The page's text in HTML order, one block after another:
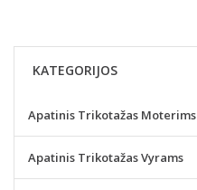
KATEGORIJOS
Apatinis Trikotažas Moterims
Apatinis Trikotažas Vyrams